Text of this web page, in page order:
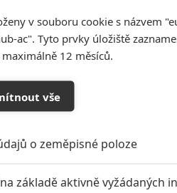
v souboru cookie s názvem
ac". Tyto prvky úložiště
12 měsíců.
vše
o zeměpisné poloze
základě aktivně vyžádaných